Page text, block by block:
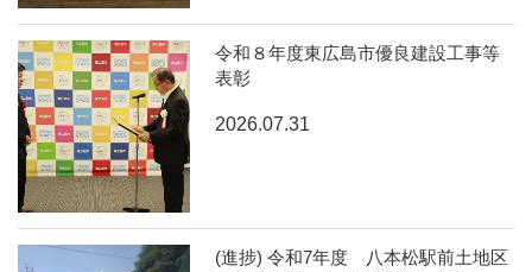
令和８年度東広島市優良建設工事等
表彰
2026.07.31
(進捗) 令和7年度 八本松駅前土地区